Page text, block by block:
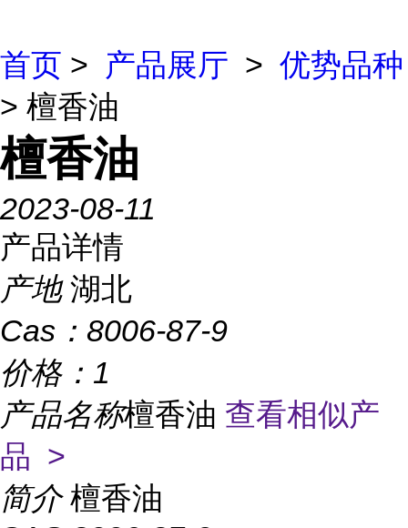
首页 > 产品展厅 > 优势品种
> 檀香油
檀香油
2023-08-11
产品详情
产地 湖北
Cas： 8006-87-9
价格： 1
产品名称檀香油 查看相似产
品 >
简介 檀香油